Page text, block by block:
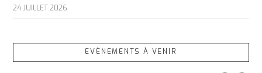
24 JUILLET 2026
EVÈNEMENTS À VENIR